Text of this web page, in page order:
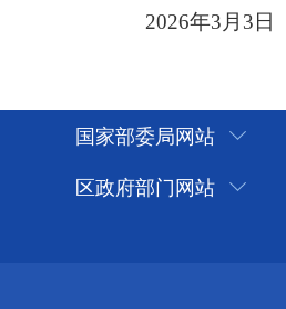
国家部委局网站
区政府部门网站